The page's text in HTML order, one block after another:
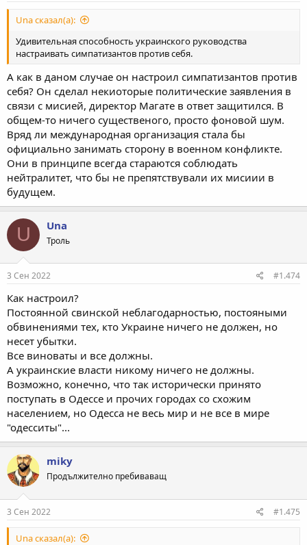
Una сказал(а):
Удивительная способность украинского руководства
настраивать симпатизантов против себя.
А как в даном случае он настроил симпатизантов против
себя? Он сделал некиоторые политические заявления в
связи с мисией, директор Магате в ответ защитился. В
общем-то ничего существеного, просто фоновой шум.
Вряд ли международная организация стала бы
официально занимать сторону в военном конфликте.
Они в принципе всегда стараются соблюдать
нейтралитет, что бы не препятствували их мисиии в
будущем.
U Una
Троль
3 Сен 2022 #1.474
Как настроил?
Постоянной свинской неблагодарностью, постояными
обвинениями тех, кто Украине ничего не должен, но
несет убытки.
Все виноваты и все должны.
А украинские власти никому ничего не должны.
Возможно, конечно, что так исторически принято
поступать в Одессе и прочих городах со схожим
населением, но Одесса не весь мир и не все в мире
"одесситы"...
miky
Продължително пребиваващ
3 Сен 2022 #1.475
Una сказал(а):